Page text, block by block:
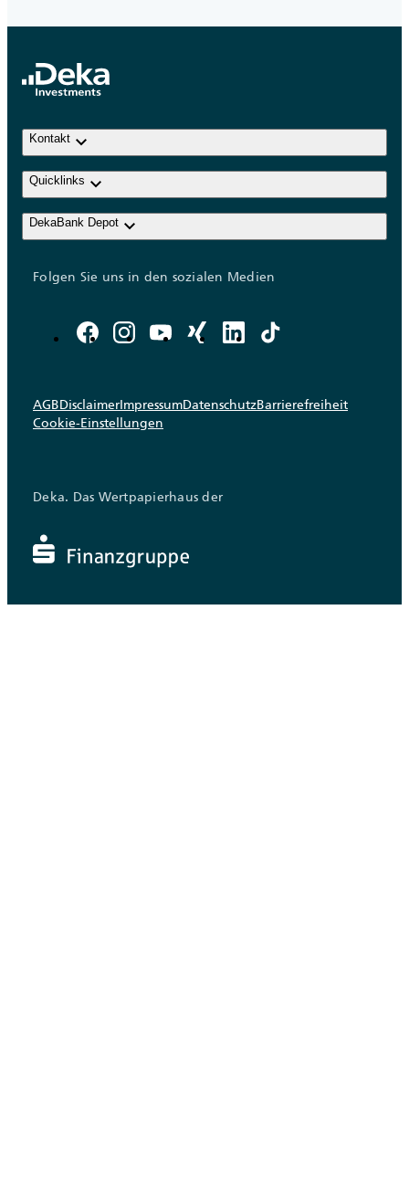
Kontakt keyboard_arrow_down
Quicklinks keyboard_arrow_down
DekaBank Depot keyboard_arrow_down
Folgen Sie uns in den sozialen Medien
AGBDisclaimerImpressumDatenschutzBarrierefreiheit
Cookie-Einstellungen
Deka. Das Wertpapierhaus der